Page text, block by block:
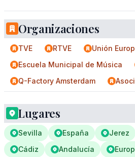
Organizaciones
TVE RTVE Unión
Escuela Municipal de Música
Q-Factory Amsterdam
Lugares
Sevilla España Jerez
Cádiz
Andalucía